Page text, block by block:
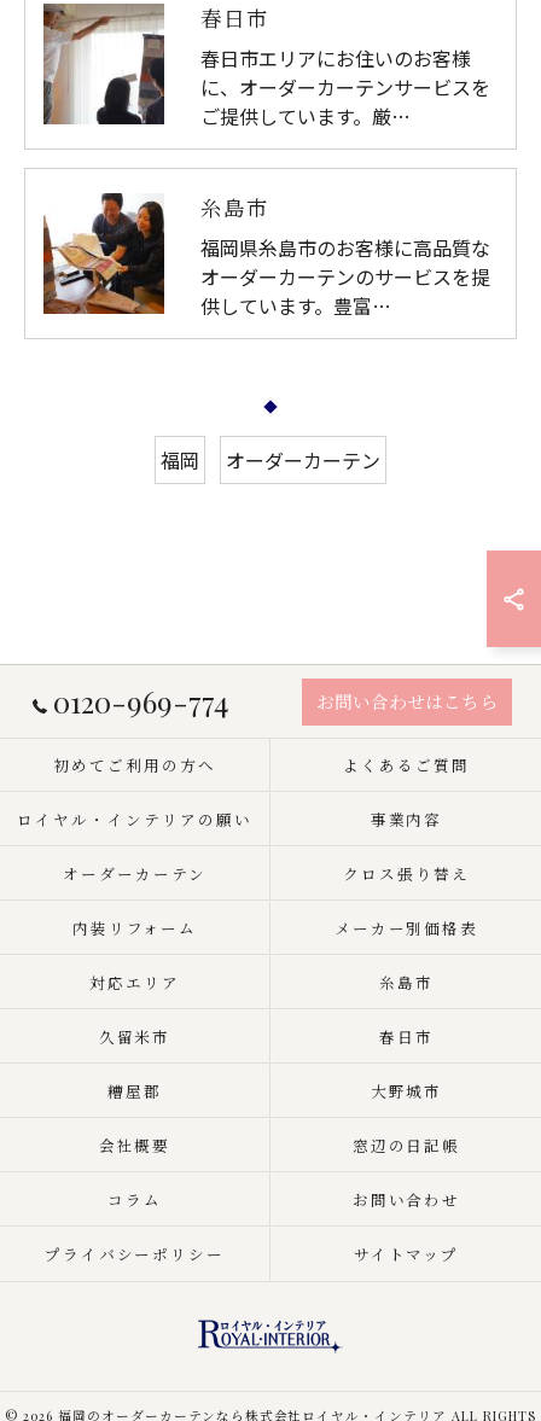
春日市
春日市エリアにお住いのお客様
に、オーダーカーテンサービスを
ご提供しています。厳…
糸島市
福岡県糸島市のお客様に高品質な
オーダーカーテンのサービスを提
供しています。豊富…
福岡 オーダーカーテン
0120-969-774 お問い合わせはこちら
初めてご利用の方へ よくあるご質問
ロイヤル・インテリアの願い 事業内容
オーダーカーテン クロス張り替え
内装リフォーム メーカー別価格表
対応エリア 糸島市
久留米市 春日市
糟屋郡 大野城市
会社概要 窓辺の日記帳
コラム お問い合わせ
プライバシーポリシー サイトマップ
© 2026 福岡のオーダーカーテンなら株式会社ロイヤル・インテリア ALL RIGHTS